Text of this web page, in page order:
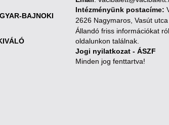
BAJNOKI
Intézményünk postacíme:
2626 Nagymaros, Vasút utca
Állandó friss információkat
oldalunkon találnak.
Jogi nyilatkozat - ÁSZF
Minden jog fenttartva!